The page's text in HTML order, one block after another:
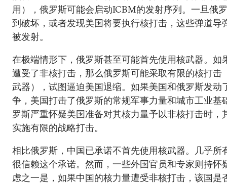
用），俄罗斯可能会启动ICBM的发射序列。一旦俄
到破坏，或者发现美国将要执行核打击，这些弹道导
被发射。
在极端情形下，俄罗斯甚至可能首先使用核武器。如
遭受了非核打击，那么俄罗斯可能采取有限的核打击
武器），试图逼迫美国退缩。如果美国和俄罗斯发动
争，美国打击了俄罗斯的常规军事力量和城市工业基
罗斯严重怀疑美国准备对其核力量予以非核打击时，
实施有限的战略打击。
相比俄罗斯，中国已承诺不首先使用核武器。几乎所
很信赖这个承诺。然而，一些外国官员和专家则持怀
虑之一是，如果中国的核力量遭受非核打击，该国是